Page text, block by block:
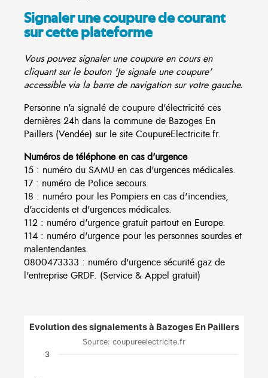
Signaler une coupure de courant
sur cette plateforme
Vous pouvez signaler une coupure en cours en
cliquant sur le bouton 'Je signale une coupure'
accessible via la barre de navigation sur votre gauche.
Personne n'a signalé de coupure d'électricité ces
dernières 24h dans la commune de Bazoges En
Paillers (Vendée) sur le site CoupureElectricite.fr.
Numéros de téléphone en cas d'urgence
15 : numéro du SAMU en cas d'urgences médicales.
17 : numéro de Police secours.
18 : numéro pour les Pompiers en cas d'incendies,
d'accidents et d'urgences médicales.
112 : numéro d'urgence gratuit partout en Europe.
114 : numéro d'urgence pour les personnes sourdes et
malentendantes.
0800473333 : numéro d'urgence sécurité gaz de
l'entreprise GRDF. (Service & Appel gratuit)
Evolution des signalements à Bazoges En Paillers
Source: coupureelectricite.fr
3